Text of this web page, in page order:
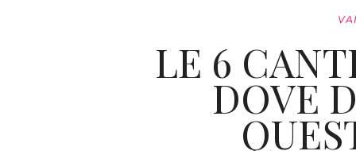
LE 6
DOVE